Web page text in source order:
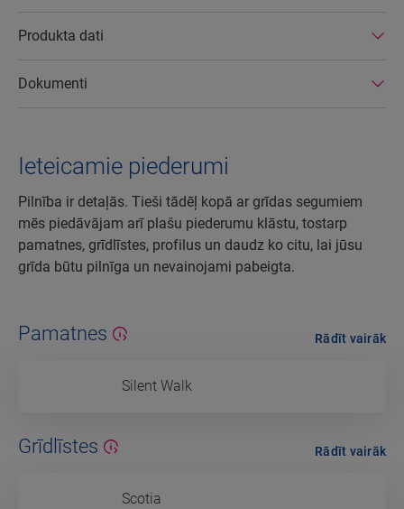
Produkta dati
Dokumenti
Ieteicamie piederumi
Pilnība ir detaļās. Tieši tādēļ kopā ar grīdas segumiem
mēs piedāvājam arī plašu piederumu klāstu, tostarp
pamatnes, grīdlīstes, profilus un daudz ko citu, lai jūsu
grīda būtu pilnīga un nevainojami pabeigta.
Pamatnes
Silent Walk
Rādīt vairāk
Grīdlīstes
Scotia
Rādīt vairāk